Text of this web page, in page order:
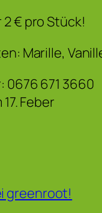
2 € pro Stück!
Marille,
671 3660
Feber
greenroot!